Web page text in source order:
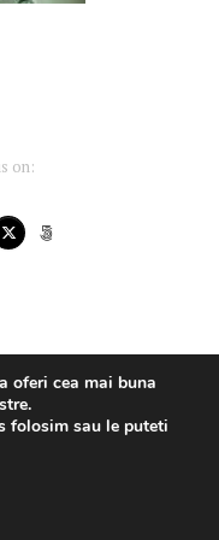
on:
oferi cea mai buna
folosim sau le puteti
Cookie Banner